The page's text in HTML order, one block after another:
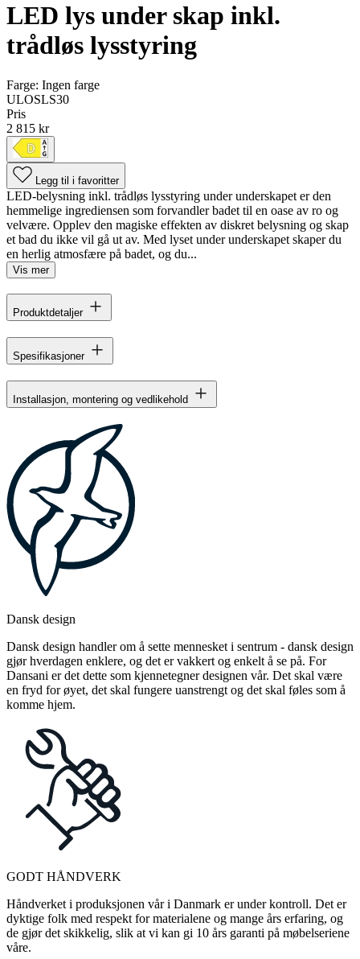
LED lys under skap inkl.
trådløs lysstyring
Farge: Ingen farge
ULOSLS30
Pris
2 815 kr
Legg til i favoritter
LED-belysning inkl. trådløs lysstyring under underskapet er den
hemmelige ingrediensen som forvandler badet til en oase av ro og
velvære. Opplev den magiske effekten av diskret belysning og skap
et bad du ikke vil gå ut av. Med lyset under underskapet skaper du
en herlig atmosfære på badet, og du...
Vis mer
Produktdetaljer
Spesifikasjoner
Installasjon, montering og vedlikehold
Dansk design
Dansk design handler om å sette mennesket i sentrum - dansk design
gjør hverdagen enklere, og det er vakkert og enkelt å se på. For
Dansani er det dette som kjennetegner designen vår. Det skal være
en fryd for øyet, det skal fungere uanstrengt og det skal føles som å
komme hjem.
GODT HÅNDVERK
Håndverket i produksjonen vår i Danmark er under kontroll. Det er
dyktige folk med respekt for materialene og mange års erfaring, og
de gjør det skikkelig, slik at vi kan gi 10 års garanti på møbelseriene
våre.